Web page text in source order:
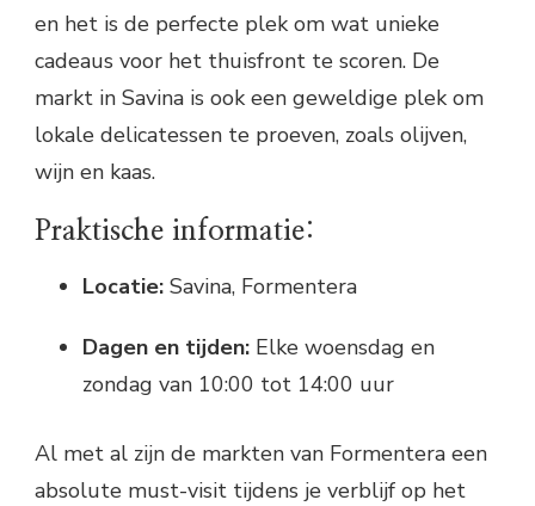
en het is de perfecte plek om wat unieke
cadeaus voor het thuisfront te scoren. De
markt in Savina is ook een geweldige plek om
lokale delicatessen te proeven, zoals olijven,
wijn en kaas.
Praktische informatie:
Locatie: Savina, Formentera
Dagen en tijden: Elke woensdag en
zondag van 10:00 tot 14:00 uur
Al met al zijn de markten van Formentera een
absolute must-visit tijdens je verblijf op het